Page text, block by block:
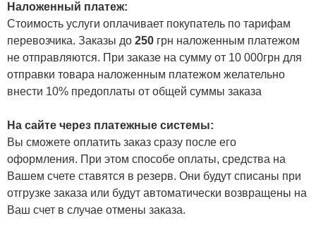
Наложенный платеж:
Стоимость услуги оплачивает покупатель по тарифам
перевозчика. Заказы до 250 грн наложенным платежом
не отправляются. При заказе на сумму от 10 000грн для
отправки товара наложенным платежом желательно
внести 10% предоплаты от общей суммы заказа
На сайте через платежные системы:
Вы сможете оплатить заказ сразу после его
оформления. При этом способе оплаты, средства на
Вашем счете ставятся в резерв. Они будут списаны при
отгрузке заказа или будут автоматически возвращены на
Ваш счет в случае отмены заказа.